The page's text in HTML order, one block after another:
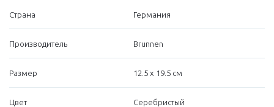
Страна Германия
Производитель Brunnen
Размер 12.5 х 19.5 см
Цвет Серебристый